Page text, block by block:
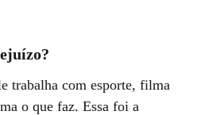
trabalha com esporte, filma
o que faz. Essa foi a